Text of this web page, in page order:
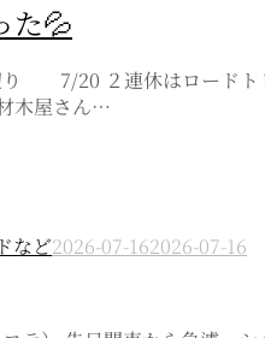
た💦
２連休はロードトリッ
木屋さん…
など2026-07-162026-07-16